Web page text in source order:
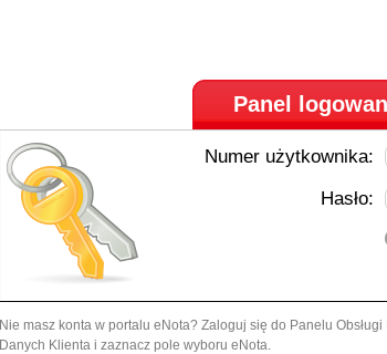
Panel
Numer użytkownika:
Hasło:
Nie masz konta w portalu eNota? Zaloguj się do Panelu
Danych Klienta i zaznacz pole wyboru eNota.